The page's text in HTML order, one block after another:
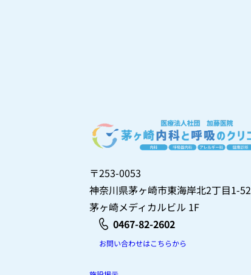
〒253-0053
神奈川県茅ヶ崎市東海岸北2丁目1-52
茅ヶ崎メディカルビル 1F
0467-82-2602
お問い合わせはこちらから